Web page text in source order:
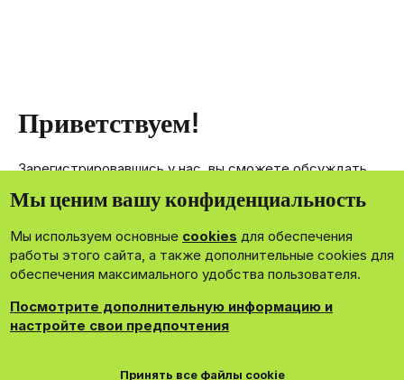
Приветствуем!
Зарегистрировавшись у нас, вы сможете обсуждать,
членам нашего сообщества.
Зарегистрироваться сейчас!
Мы ценим вашу конфиденциальность
Мы используем основные cookies для обеспечения
работы этого сайта, а также дополнительные cookies для
обеспечения максимального удобства пользователя.
Посмотрите дополнительную информацию и
настройте свои предпочтения
Принять все файлы cookie